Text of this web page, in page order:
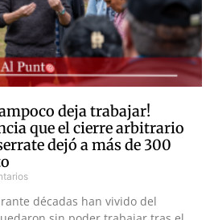
deja trabajar!
que el cierre arbitrario
dejó a más de 300
décadas han vivido del